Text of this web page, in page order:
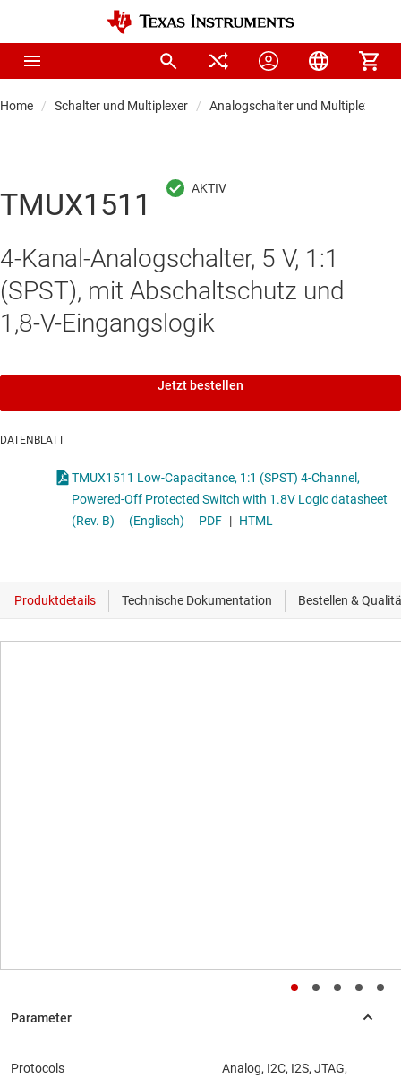
Home Schalter und Multiplexer Analogschalter und Multiplexer
TMUX1511
4-Kanal-Analogschalter, 5 V, 1:1
(SPST), mit Abschaltschutz und
1,8-V-Eingangslogik
Jetzt bestellen
DATENBLATT
TMUX1511 Low-Capacitance, 1:1 (SPST) 4-Channel,
Powered-Off Protected Switch with 1.8V Logic datasheet
(Rev. B)
(Englisch) PDF | HTML
Protocols
Analog, I2C, I2S, JTAG,